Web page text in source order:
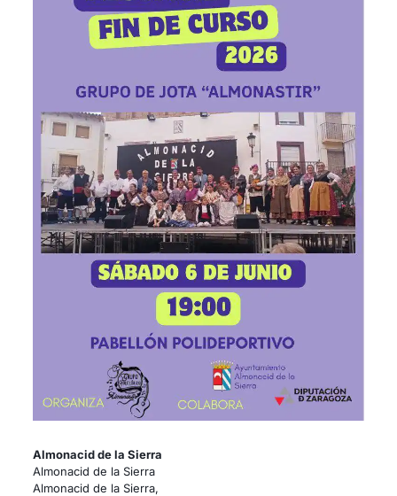
Almonacid de la Sierra
Almonacid de la Sierra
Almonacid de la Sierra,